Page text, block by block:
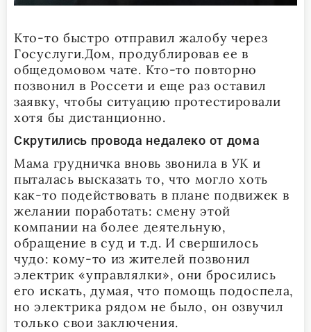
Кто-то быстро отправил жалобу через
Госуслуги.Дом, продублировав ее в
общедомовом чате. Кто-то повторно
позвонил в Россети и еще раз оставил
заявку, чтобы ситуацию протестировали
хотя бы дистанционно.
Скрутились провода недалеко от дома
Мама грудничка вновь звонила в УК и
пыталась высказать то, что могло хоть
как-то подействовать в плане подвижек в
желании поработать: смену этой
компании на более деятельную,
обращение в суд и т.д. И свершилось
чудо: кому-то из жителей позвонил
электрик «управлялки», они бросились
его искать, думая, что помощь подоспела,
но электрика рядом не было, он озвучил
только свои заключения.